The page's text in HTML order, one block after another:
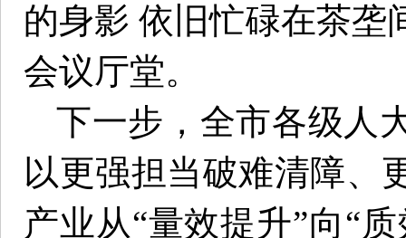
的身影 依旧忙碌在茶垄
会议厅堂。
下一步，全市各级人
以更强担当破难清障、
产业从“量效提升”向“